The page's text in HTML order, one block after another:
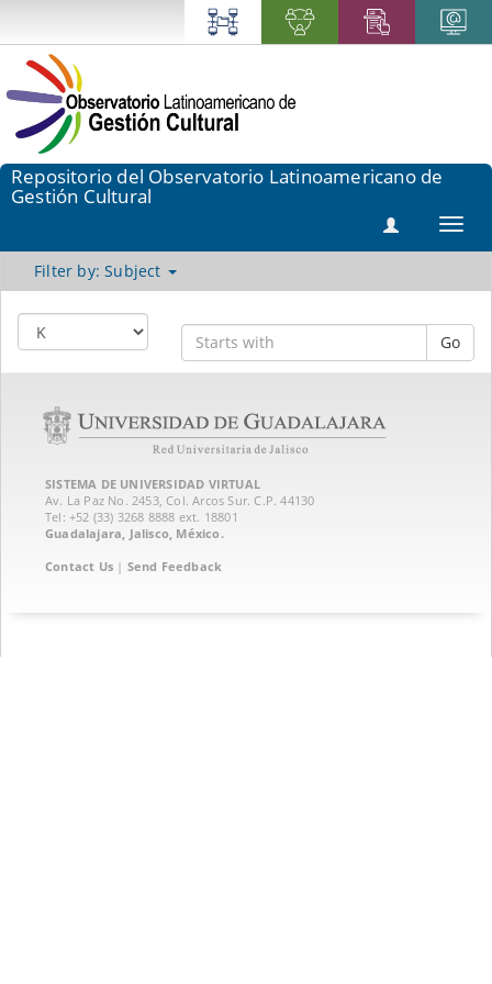
Repositorio del Observatorio Latinoamericano de
Gestión Cultural
Filter by: Subject
Go
SISTEMA DE UNIVERSIDAD VIRTUAL
Av. La Paz No. 2453, Col. Arcos Sur. C.P. 44130
Tel: +52 (33) 3268 8888‏ ext. 18801
Guadalajara, Jalisco, México.
Contact Us | Send Feedback